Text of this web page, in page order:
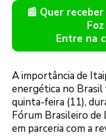
📰 Quer receber
Entre na
A importância de
energética no Brasil
quinta-feira (11),
Fórum Brasileiro de
em parceria com a